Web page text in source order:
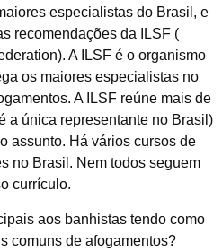
especialistas do Brasil, e
recomendações da ILSF (
A ILSF é o organismo
os maiores especialistas no
A ILSF reúne mais de
a única representante no Brasil)
assunto. Há vários cursos de
no Brasil. Nem todos seguem
currículo.
aos banhistas tendo como
comuns de afogamentos?